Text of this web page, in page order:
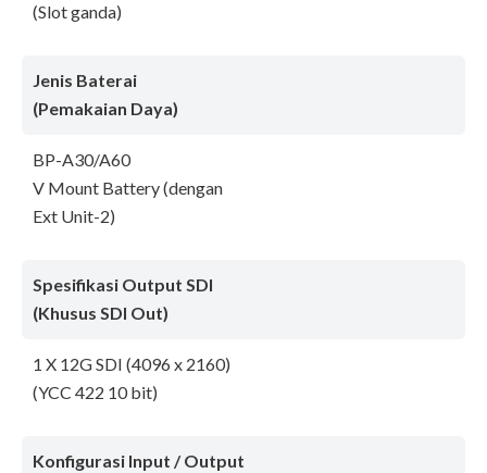
(Slot ganda)
Jenis Baterai
(Pemakaian Daya)
BP-A30/A60
V Mount Battery (dengan
Ext Unit-2)
Spesifikasi Output SDI
(Khusus SDI Out)
1 X 12G SDI (4096 x 2160)
(YCC 422 10 bit)
Konfigurasi Input / Output